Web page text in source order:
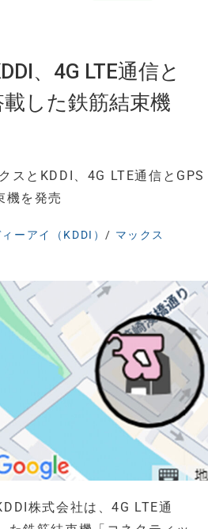
、4G LTE通信と
した鉄筋結束機
スとKDDI、4G LTE通信とGPS
機を発売
ーアイ（KDDI）/ マックス
株式会社は、4G LTE通